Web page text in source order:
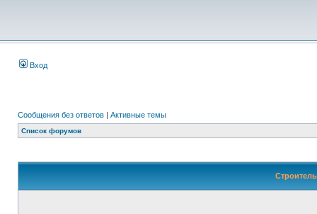
Вход
Сообщения без ответов | Активные темы
Список форумов